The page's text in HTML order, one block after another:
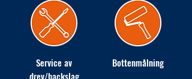
Service av
drev/backslag
Bottenmålning